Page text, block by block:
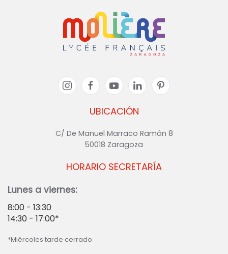
UBICACIÓN
C/ De Manuel Marraco Ramón 8
50018 Zaragoza
HORARIO SECRETARÍA
Lunes a viernes:
8:00 - 13:30
14:30 - 17:00*
*Miércoles tarde cerrado